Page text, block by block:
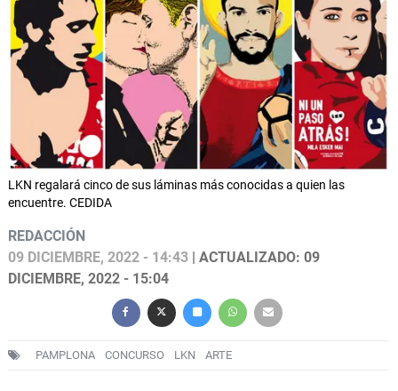
LKN regalará cinco de sus láminas más conocidas a quien las
encuentre. CEDIDA
REDACCIÓN
09 DICIEMBRE, 2022 - 14:43 | ACTUALIZADO: 09
DICIEMBRE, 2022 - 15:04
PAMPLONA CONCURSO LKN ARTE